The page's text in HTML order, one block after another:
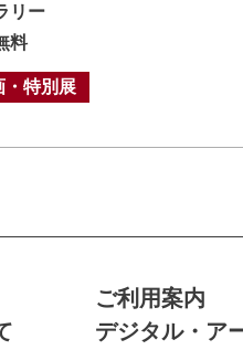
リー
料
・特別展
ご利用案内
デジタル・ア